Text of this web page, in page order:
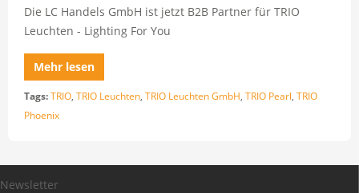
Die LC Handels GmbH ist jetzt B2B Partner für TRIO
Leuchten - Lighting For You
Mehr lesen
Tags:TRIO, TRIO Leuchten, TRIO Leuchten GmbH, TRIO Pearl, TRIO
Phoenix
Newsletter